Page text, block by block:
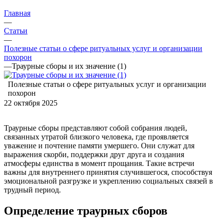
Главная
—
Статьи
—
Полезные статьи о сфере ритуальных услуг и организации
похорон
—Траурные сборы и их значение (1)
Полезные статьи о сфере ритуальных услуг и организации
похорон
22 октября 2025
Траурные сборы представляют собой собрания людей,
связанных утратой близкого человека, где проявляется
уважение и почтение памяти умершего. Они служат для
выражения скорби, поддержки друг друга и создания
атмосферы единства в момент прощания. Такие встречи
важны для внутреннего принятия случившегося, способствуя
эмоциональной разгрузке и укреплению социальных связей в
трудный период.
Определение траурных сборов